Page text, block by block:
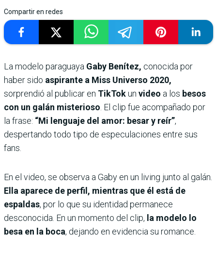
Compartir en redes
La modelo paraguaya Gaby Benítez, conocida por
haber sido aspirante a Miss Universo 2020,
sorprendió al publicar en TikTokun video a los besos
con un galán misterioso . El clip fue acompañado por
la frase: “Mi lenguaje del amor: besar y reír”,
despertando todo tipo de especulaciones entre sus
fans.
En el video, se observa a Gaby en un living junto al galán.
Ella aparece de perfil, mientras que él está de
espaldas, por lo que su identidad permanece
desconocida. En un momento del clip, la modelo lo
besa en la boca, dejando en evidencia su romance.